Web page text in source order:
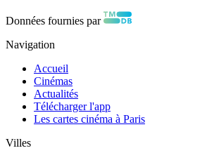
Données fournies par
Navigation
Accueil
Cinémas
Actualités
Télécharger l'app
Les cartes cinéma à Paris
Villes